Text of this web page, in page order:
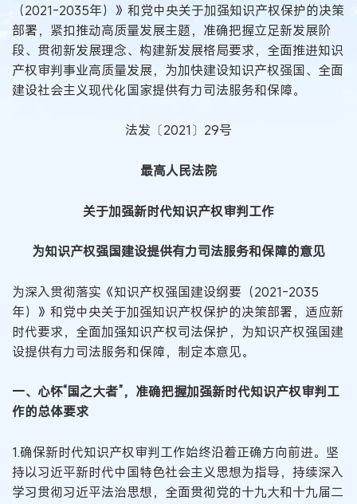
（2021-2035年）》和党中央关于加强知识产权保护的决策
部署，紧扣推动高质量发展主题，准确把握立足新发展阶
段、贯彻新发展理念、构建新发展格局要求，全面推进知识
产权审判事业高质量发展，为加快建设知识产权强国、全面
建设社会主义现代化国家提供有力司法服务和保障。
法发〔2021〕29号
最高人民法院
关于加强新时代知识产权审判工作
为知识产权强国建设提供有力司法服务和保障的意见
为深入贯彻落实《知识产权强国建设纲要（2021-2035
年）》和党中央关于加强知识产权保护的决策部署，适应新
时代要求，全面加强知识产权司法保护，为知识产权强国建
设提供有力司法服务和保障，制定本意见。
一、心怀“国之大者”，准确把握加强新时代知识产权审判工
作的总体要求
1.确保新时代知识产权审判工作始终沿着正确方向前进。坚
持以习近平新时代中国特色社会主义思想为指导，持续深入
学习贯彻习近平法治思想，全面贯彻党的十九大和十九届二